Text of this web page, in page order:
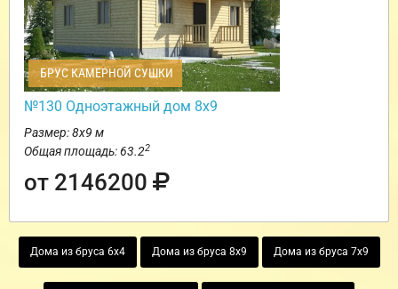
БРУС КАМЕРНОЙ СУШКИ
№130 Одноэтажный дом 8х9
Размер: 8х9 м
Общая площадь: 63.22
от 2146200
Дома из бруса 6х4 Дома из бруса 8х9 Дома из бруса 7х9